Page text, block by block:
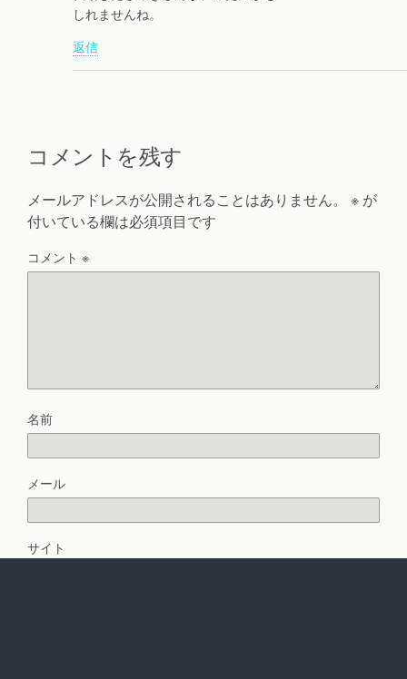
しれませんね。
返信
コメントを残す
メールアドレスが公開されることはありません。 ※ が
付いている欄は必須項目です
コメント ※
名前
メール
サイト